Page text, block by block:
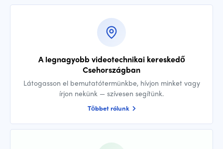
A legnagyobb videotechnikai kereskedő
Csehországban
Látogasson el bemutatótermünkbe, hívjon minket vagy
írjon nekünk — szívesen segítünk.
Többet rólunk